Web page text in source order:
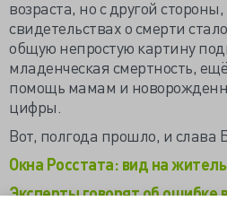
возраста, но с другой
свидетельствах о смерти
общую непростую картину
младенческая смертность,
помощь мамам и
цифры.
Вот, полгода прошло, и слава
Окна Росстата: вид на
Эксперты говорят об ошибке